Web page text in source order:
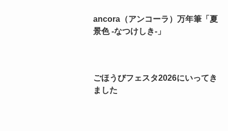
ancora（アンコーラ）万年筆「夏
景色 -なつけしき-」
ごほうびフェスタ2026にいってき
ました